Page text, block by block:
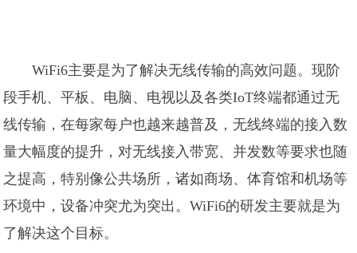
WiFi6主要是为了解决无线传输的高效问题。现阶
段手机、平板、电脑、电视以及各类IoT终端都通过无
线传输，在每家每户也越来越普及，无线终端的接入数
量大幅度的提升，对无线接入带宽、并发数等要求也随
之提高，特别像公共场所，诸如商场、体育馆和机场等
环境中，设备冲突尤为突出。WiFi6的研发主要就是为
了解决这个目标。